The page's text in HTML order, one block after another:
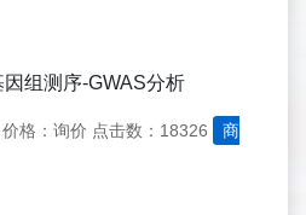
组测序-GWAS分析
价格：询价 点击数：18326
商